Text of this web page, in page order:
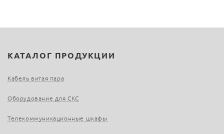
КАТАЛОГ ПРОДУКЦИИ
Кабель витая пара
Оборудование для СКС
Телекоммуникационные шкафы